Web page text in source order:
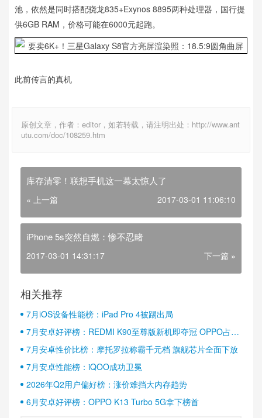
池，依然是同时搭配骁龙835+Exynos 8895两种处理器，国行提
供6GB RAM，价格可能在6000元起跑。
此前传言的真机
原创文章，作者：editor，如若转载，请注明出处：http://www.ant
utu.com/doc/108259.htm
库存清零！联想手机这一幕太惊人了
« 上一篇 2017-03-01 11:06:10
iPhone 5s突然自燃：惨不忍睹
2017-03-01 14:31:17 下一篇 »
相关推荐
7月iOS设备性能榜：iPad Pro 4被踢出局
7月安卓好评榜：REDMI K90至尊版新机即夺冠 OPPO占据
半壁江山
7月安卓性价比榜：摩托罗拉称霸千元档 旗舰芯片全面下放
7月安卓性能榜：iQOO成功卫冕
2026年Q2用户偏好榜：涨价难挡大内存趋势
6月安卓好评榜：OPPO K13 Turbo 5G拿下榜首